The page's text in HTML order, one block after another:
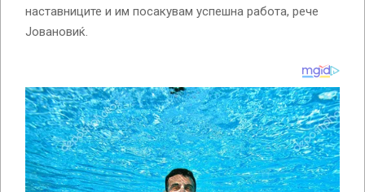
наставниците и им посакувам успешна работа, рече
Јовановиќ.